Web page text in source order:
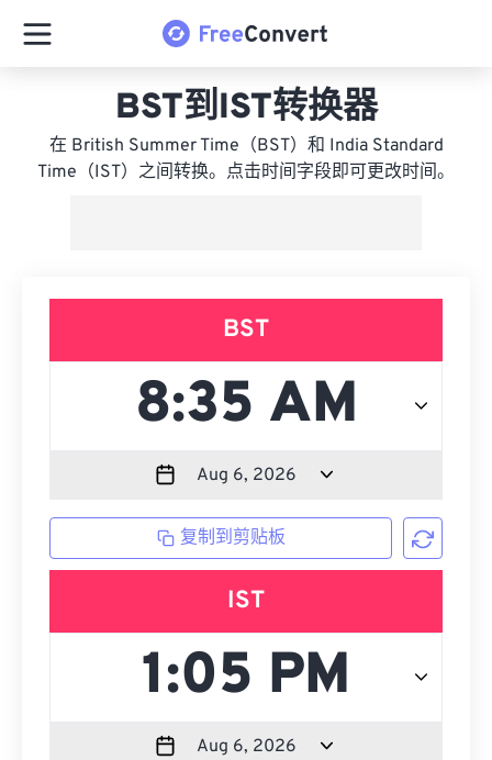
BST到IST转换器
在 British Summer Time（BST）和 India Standard
Time（IST）之间转换。点击时间字段即可更改时间。
BST
复制到剪贴板
IST